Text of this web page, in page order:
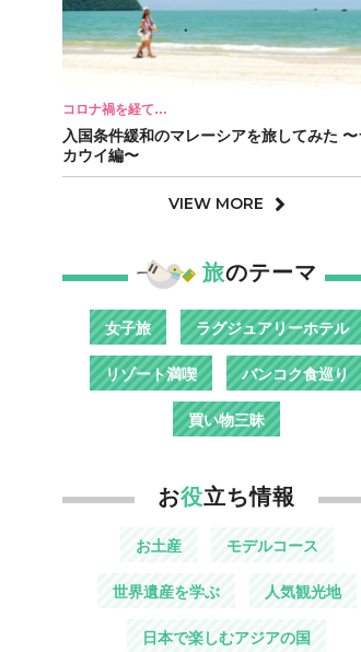
コロナ禍を経て…
入国条件緩和のマレーシアを旅してみた
カウイ編〜
VIEW MORE
旅のテーマ
女子旅 ラグジュアリーホテル
リゾート満喫 バンコク食巡り
買い物三昧
お役立ち情報
お土産 モデルコース
世界遺産を学ぶ 人気観光地
日本で楽しむアジアの国